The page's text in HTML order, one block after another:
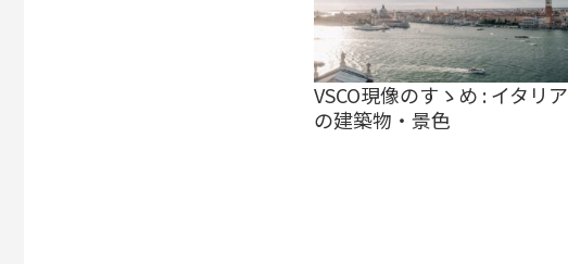
VSCO現像のすゝめ : イタリア
の建築物・景色